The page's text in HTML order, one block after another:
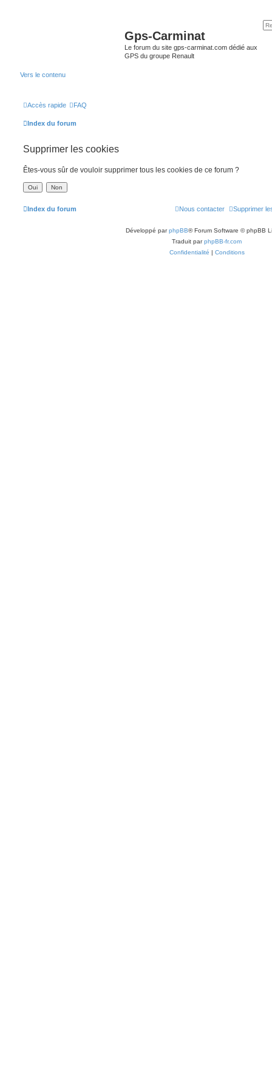
Gps-Carminat
Le forum du site gps-carminat.com dédié aux
GPS du groupe Renault
Vers le contenu
Accès rapide FAQ
Index du forum
Supprimer les cookies
Êtes-vous sûr de vouloir supprimer tous les cookies de ce forum ?
Index du forum Supprimer
Nous contacter
Développé parphpBB® Forum Software © phpBB
Traduit parphpBB-fr.com
Confidentialité | Conditions